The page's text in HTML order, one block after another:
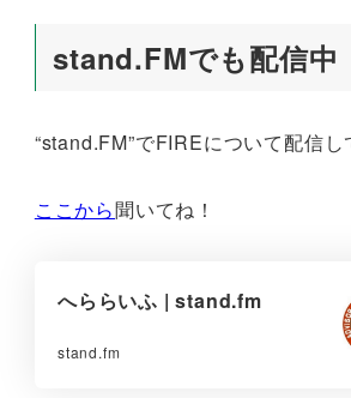
stand.FMでも配信中
“stand.FM”でFIREについて配信し
ここから聞いてね！
へららいふ | stand.fm
stand.fm